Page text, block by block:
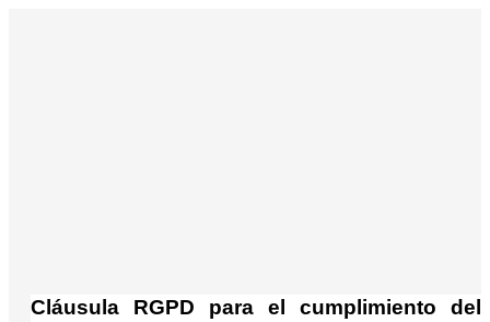
Cláusula RGPD para el cumplimiento del